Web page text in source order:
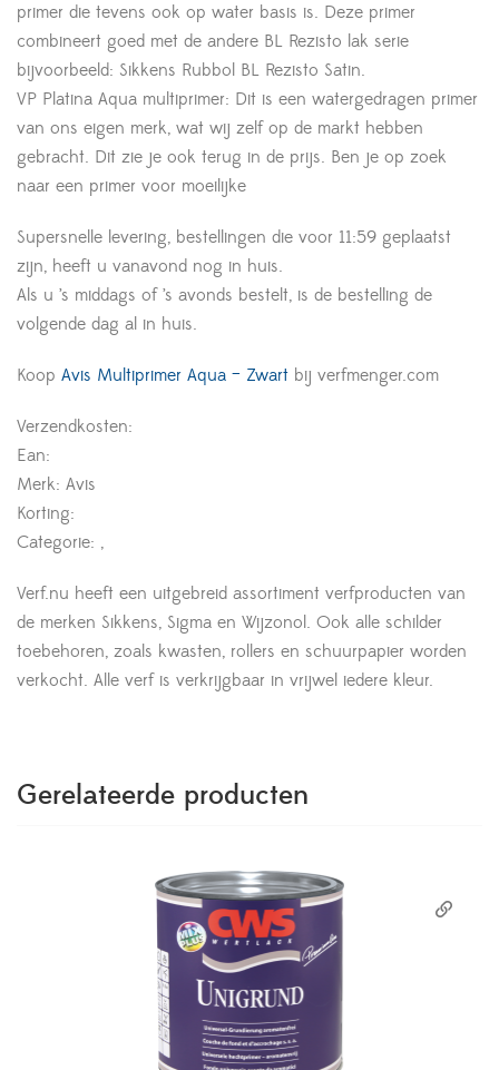
primer die tevens ook op water basis is. Deze primer
combineert goed met de andere BL Rezisto lak serie
bijvoorbeeld: Sikkens Rubbol BL Rezisto Satin.
VP Platina Aqua multiprimer: Dit is een watergedragen primer
van ons eigen merk, wat wij zelf op de markt hebben
gebracht. Dit zie je ook terug in de prijs. Ben je op zoek
naar een primer voor moeilijke
Supersnelle levering, bestellingen die voor 11:59 geplaatst
zijn, heeft u vanavond nog in huis.
Als u ’s middags of ’s avonds bestelt, is de bestelling de
volgende dag al in huis.
Koop Avis Multiprimer Aqua – Zwart bij verfmenger.com
Verzendkosten:
Ean:
Merk: Avis
Korting:
Categorie: ,
Verf.nu heeft een uitgebreid assortiment verfproducten van
de merken Sikkens, Sigma en Wijzonol. Ook alle schilder
toebehoren, zoals kwasten, rollers en schuurpapier worden
verkocht. Alle verf is verkrijgbaar in vrijwel iedere kleur.
Gerelateerde producten